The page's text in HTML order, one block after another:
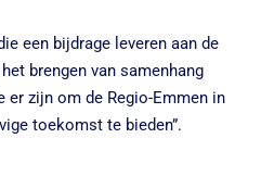
een bijdrage leveren aan de
brengen van samenhang
zijn om de Regio-Emmen in
toekomst te bieden”.